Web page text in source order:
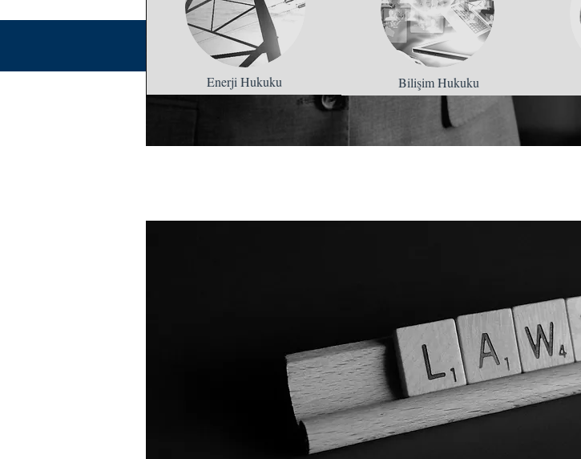
Enerji Hukuku Bilişim Hukuku